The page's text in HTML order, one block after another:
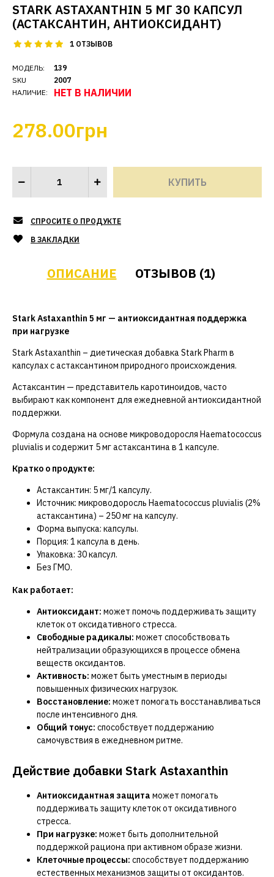
STARK ASTAXANTHIN 5 МГ 30 КАПСУЛ
(АСТАКСАНТИН, АНТИОКСИДАНТ)
1 ОТЗЫВОВ
МОДЕЛЬ:
SKU
НАЛИЧИЕ:
139
2007
НЕТ В НАЛИЧИИ
278.00грн
СПРОСИТЕ О ПРОДУКТЕ
В ЗАКЛАДКИ
ОПИСАНИЕ ОТЗЫВОВ (1)
Stark Astaxanthin 5 мг — антиоксидантная поддержка
при нагрузке
Stark Astaxanthin – диетическая добавка Stark Pharm в
капсулах с астаксантином природного происхождения.
Астаксантин — представитель каротиноидов, часто
выбирают как компонент для ежедневной антиоксидантной
поддержки.
Формула создана на основе микроводоросля Haematococcus
pluvialis и содержит 5 мг астаксантина в 1 капсуле.
Кратко о продукте:
Астаксантин: 5 мг/1 капсулу.
Источник: микроводоросль Haematococcus pluvialis (2%
астаксантина) – 250 мг на капсулу.
Форма выпуска: капсулы.
Порция: 1 капсула в день.
Упаковка: 30 капсул.
Без ГМО.
Как работает:
Антиоксидант: может помочь поддерживать защиту
клеток от оксидативного стресса.
Свободные радикалы: может способствовать
нейтрализации образующихся в процессе обмена
веществ оксидантов.
Активность: может быть уместным в периоды
повышенных физических нагрузок.
Восстановление: может помогать восстанавливаться
после интенсивного дня.
Общий тонус: способствует поддержанию
самочувствия в ежедневном ритме.
Действие добавки Stark Astaxanthin
Антиоксидантная защита может помогать
поддерживать защиту клеток от оксидативного
стресса.
При нагрузке: может быть дополнительной
поддержкой рациона при активном образе жизни.
Клеточные процессы: способствует поддержанию
естественных механизмов защиты от оксидантов.